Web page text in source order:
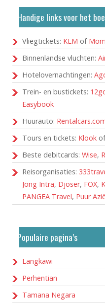
Handige links voor het
Vliegtickets: KLM of
Binnenlandse vluchten:
Hotelovernachtingen:
Trein- en bustickets:
Easybook
Huurauto:
Tours en tickets: Klook
Beste debitcards: Wise,
Reisorganisaties:
Jong Intra, Djoser, FOX,
PANGEA Travel, Puur Azië
Populaire pagina’s
Langkawi
Perhentian
Tamana Negara